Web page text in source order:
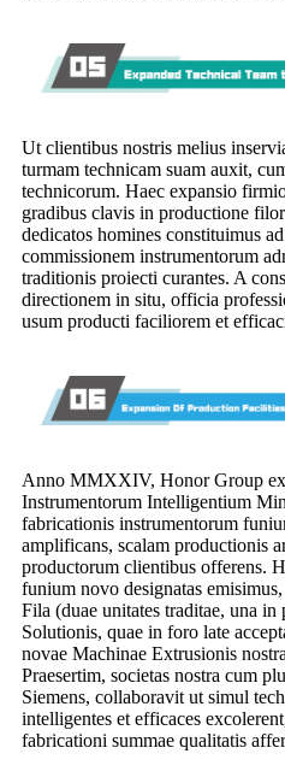
Ut clientibus nostris melius
turmam technicam suam auxit,
technicorum. Haec expansio
gradibus clavis in productione
dedicatos homines constituimus
commissionem instrumentorum
traditionis proiecti curantes. A
directionem in situ, officia
usum producti faciliorem et
Anno MMXXIV, Honor Group
Instrumentorum Intelligentium
fabricationis instrumentorum
amplificans, scalam productionis
productorum clientibus offerens.
funium novo designatas
Fila (duae unitates traditae, una in
Solutionis, quae in foro late
novae Machinae Extrusionis
Praesertim, societas nostra cum
Siemens, collaboravit ut simul
intelligentes et efficaces
fabricationi summae qualitatis